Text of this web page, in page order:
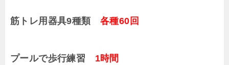
筋トレ用器具9種類 各種60回
プールで歩行練習 1時間